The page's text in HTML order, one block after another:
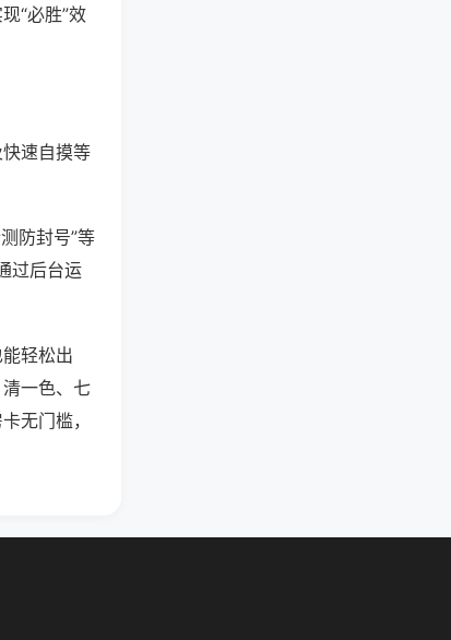
“必胜”效
速自摸等
防封号”等
过后台运
轻松出
一色、七
无门槛，